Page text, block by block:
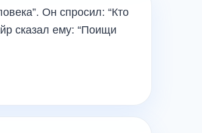
Он спросил: “Кто
сказал ему: “Поищи